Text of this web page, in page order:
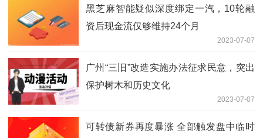
黑芝麻智能疑似深度绑定一汽，10轮融
资后现金流仅够维持24个月
2023-07-07
广州“三旧”改造实施办法征求民意，突出
保护树木和历史文化
2023-07-07
可转债新券再度暴涨 全部触发盘中临时